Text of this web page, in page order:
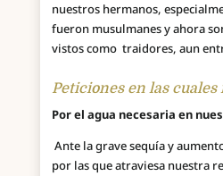
nuestros hermanos,
fueron musulmanes y ahora
vistos como traidores, aun
Peticiones en las
Por el agua necesaria en
Ante la grave sequía y
por las que atraviesa nuestra